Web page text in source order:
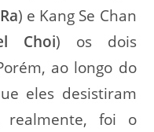
) e Kang Se Chan
Choi) os dois
ao longo do
eles desistiram
foi o